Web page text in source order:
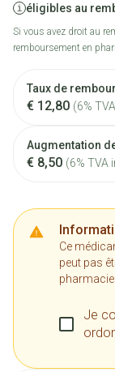
éligibles au
Si vous avez droit au
remboursement en
Taux de
€ 12,80 (6%
Augmentation
€ 8,50 (6% TVA
Ce
peut pas
Je